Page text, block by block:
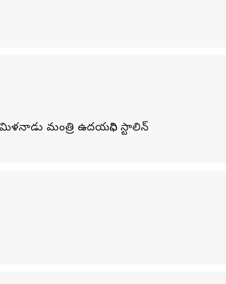
మంత్రి ఉదయనిధి స్టాలిన్‌